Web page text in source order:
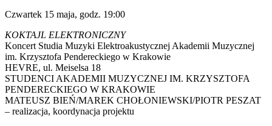
Czwartek 15 maja, godz. 19:00
KOKTAJL ELEKTRONICZNY
Koncert Studia Muzyki Elektroakustycznej Akademii Muzycznej
im. Krzysztofa Pendereckiego w Krakowie
HEVRE, ul. Meiselsa 18
STUDENCI AKADEMII MUZYCZNEJ IM. KRZYSZTOFA
PENDERECKIEGO W KRAKOWIE
MATEUSZ BIEŃ/MAREK CHOŁONIEWSKI/PIOTR PESZAT
– realizacja, koordynacja projektu